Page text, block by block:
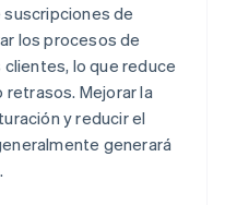
de
los procesos de
lo que reduce
retrasos. Mejorar la
y reducir el
generará